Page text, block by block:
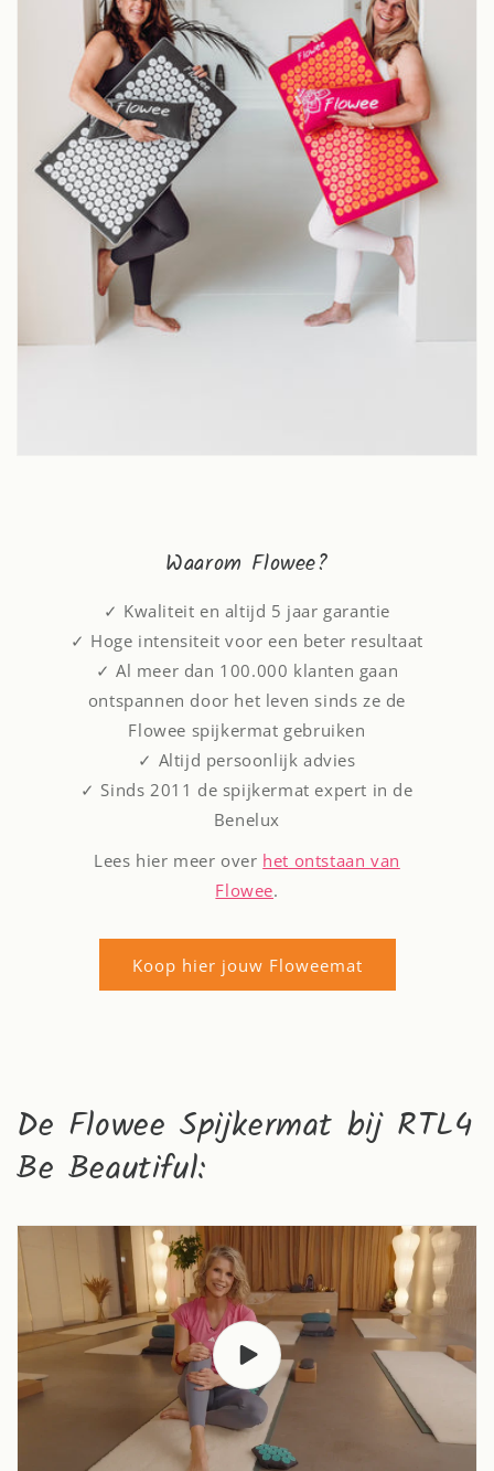
Waarom Flowee?
✓ Kwaliteit en altijd 5 jaar garantie
✓ Hoge intensiteit voor een beter resultaat
✓ Al meer dan 100.000 klanten gaan
ontspannen door het leven sinds ze de
Flowee spijkermat gebruiken
✓ Altijd persoonlijk advies
✓ Sinds 2011 de spijkermat expert in de
Benelux
Lees hier meer over het ontstaan van
Flowee.
Koop hier jouw Floweemat
De Flowee Spijkermat bij RTL4
Be Beautiful: